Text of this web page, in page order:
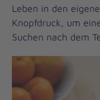
Leben in den
Knopfdruck, um
Suchen nach dem